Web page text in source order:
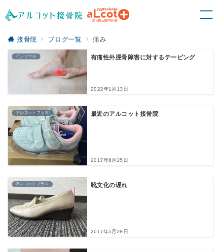
接骨院 ブログ一覧 痛み
インソール 有痛性外脛骨障害に対するテーピング
2022年1月13日
アルコットプラス 最近のアルコット接骨院
2017年6月25日
アルコットプラス 靴文化の遅れ
2017年5月28日